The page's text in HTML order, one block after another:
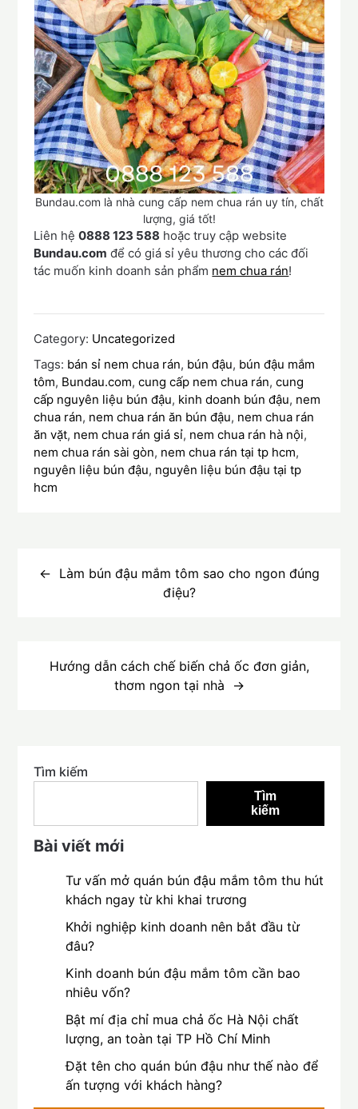
Bundau.com là nhà cung cấp nem chua rán uy tín, chất
lượng, giá tốt!
Liên hệ0888 123 588 hoặc truy cập website
Bundau.com để có giá sỉ yêu thương cho các đối
tác muốn kinh doanh sản phẩm nem chua rán!
Category: Uncategorized
Tags: bán sỉ nem chua rán, bún đậu, bún đậu mắm
tôm, Bundau.com,cung cấp nem chua rán,cung
cấp nguyên liệu bún đậu, kinh doanh bún đậu, nem
chua rán, nem chua rán ăn bún đậu, nem chua rán
ăn vặt, nem chua rán giá sỉ, nem chua rán hà nội,
nem chua rán sài gòn, nem chua rán tại tp hcm,
nguyên liệu bún đậu, nguyên liệu bún đậu tại tp
hcm
hướngLàm bún đậu mắm tôm sao cho ngon đúng
điệu?
Hướng dẫn cách chế biến chả ốc đơn giản,
thơm ngon tại nhà
Tìm kiếm
Tìm
kiếm
Bài viết mới
Tư vấn mở quán bún đậu mắm tôm thu hút
khách ngay từ khi khai trương
Khởi nghiệp kinh doanh nên bắt đầu từ
đâu?
Kinh doanh bún đậu mắm tôm cần bao
nhiêu vốn?
Bật mí địa chỉ mua chả ốc Hà Nội chất
lượng, an toàn tại TP Hồ Chí Minh
Đặt tên cho quán bún đậu như thế nào để
ấn tượng với khách hàng?